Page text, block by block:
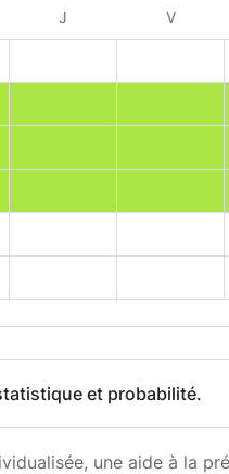
J V
et probabilité.
une aide à la